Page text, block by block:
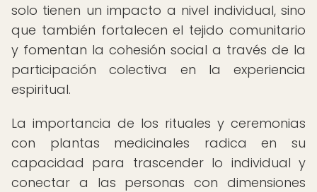
solo tienen un impacto a nivel individual, sino
que también fortalecen el tejido comunitario
y fomentan la cohesión social a través de la
participación colectiva en la experiencia
espiritual.
La importancia de los rituales y ceremonias
con plantas medicinales radica en su
capacidad para trascender lo individual y
conectar a las personas con dimensiones